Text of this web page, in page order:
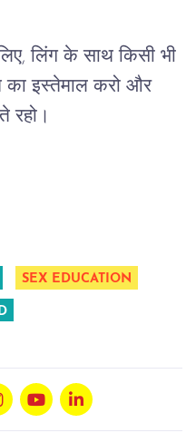
लिंग के साथ किसी भी
इस्तेमाल करो और
रहो।
SEX EDUCATION